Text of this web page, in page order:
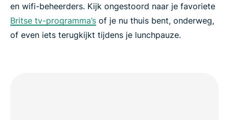
Connect to our UK VPN servers in these locations
Popular VPN server locations for UK users
en wifi-beheerders. Kijk ongestoord naar je favoriete
Britse tv-programma’s of je nu thuis bent, onderweg,
of even iets terugkijkt tijdens je lunchpauze.